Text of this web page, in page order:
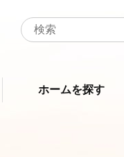
ホームを探す